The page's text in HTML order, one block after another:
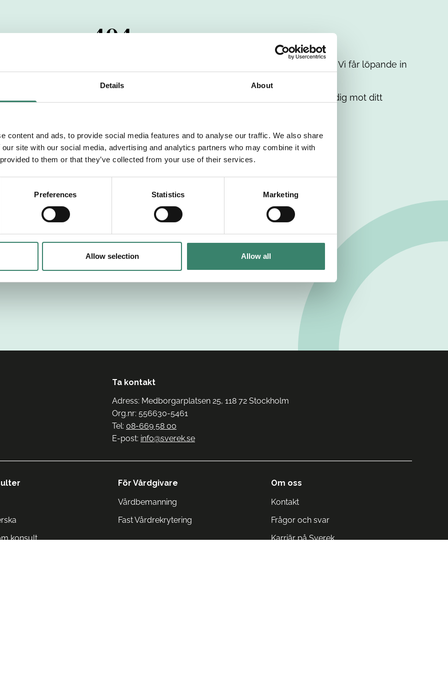
Details About
content and ads, to provide social media features and to analyse our traffic. We also share
site with our social media, advertising and analytics partners who may combine it with
to them or that they’ve collected from your use of their services.
Preferences Statistics Marketing
Allow selection Allow all
404
har passerats. Vi uppskattar verkligen ditt intresse. Misströsta inte. Vi får löpande in
dig med mer information om våra aktuella uppdrag. Tillsammans matchar vi dig mot ditt
Tillbaka till Sverek
Ta kontakt
Adress: Medborgarplatsen 25, 118 72 Stockholm
Org.nr: 556630-5461
Tel: 08-669 58 00
E-post: info@sverek.se
konsult
För Vårdgivare
Vårdbemanning
Fast Vårdrekrytering
Om oss
Kontakt
Frågor och svar
Karriär på Sverek